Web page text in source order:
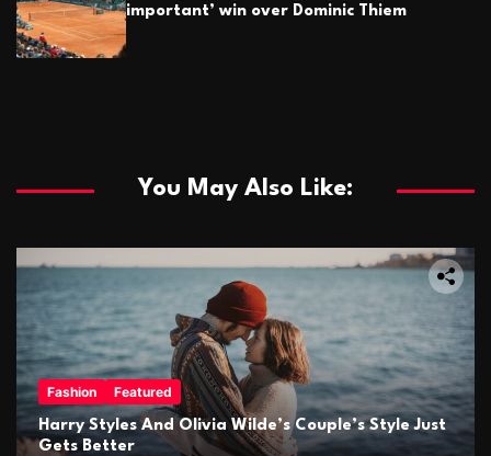
important’ win over Dominic Thiem
You May Also Like:
Fashion Featured
Harry Styles And Olivia Wilde’s Couple’s Style Just
Gets Better